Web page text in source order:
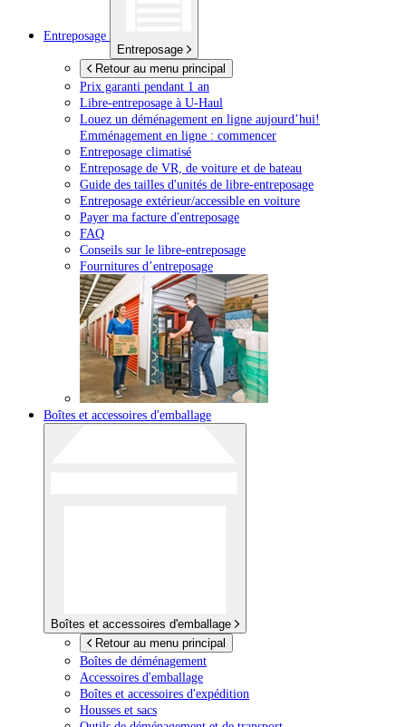
Entreposage
Entreposage
Retour au menu principal
Prix garanti pendant 1 an
Libre-entreposage à U-Haul
Louez un déménagement en ligne aujourd’hui!
Emménagement en ligne : commencer
Entreposage climatisé
Entreposage de VR, de voiture et de bateau
Guide des tailles d'unités de libre-entreposage
Entreposage extérieur/accessible en voiture
Payer ma facture d'entreposage
FAQ
Conseils sur le libre-entreposage
Fournitures d’entreposage
Boîtes et accessoires d'emballage
Boîtes et accessoires d'emballage
Retour au menu principal
Boîtes de déménagement
Accessoires d'emballage
Boîtes et accessoires d'expédition
Housses et sacs